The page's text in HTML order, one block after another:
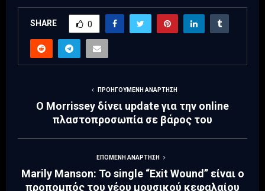
SHARE 0
ΠΡΟΗΓΟΎΜΕΝΗ ΑΝΆΡΤΗΣΗ
Ο Morrissey δίνει update για την online
πλαστοπροσωπία σε βάρος του
ΕΠΌΜΕΝΗ ΑΝΆΡΤΗΣΗ
Marily Manson: Το single “Exit Wound” είναι ο
προπομπός του νέου μουσικού κεφαλαίου